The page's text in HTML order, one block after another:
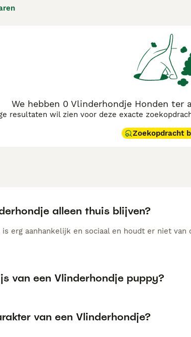
De eveneens grote oren van het
adviespagina voor informatie over dit hondenras.
We hebben 0 Vlinderhondje Honden ter
resultaten wil zien voor deze exacte
Zoekopdracht
alleen thuis blijven?
is erg aanhankelijk en sociaal en houdt er niet
van een Vlinderhondje puppy?
van een Vlinderhondje?